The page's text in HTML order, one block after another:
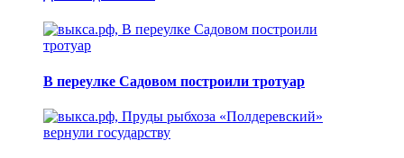
В переулке Садовом построили тротуар